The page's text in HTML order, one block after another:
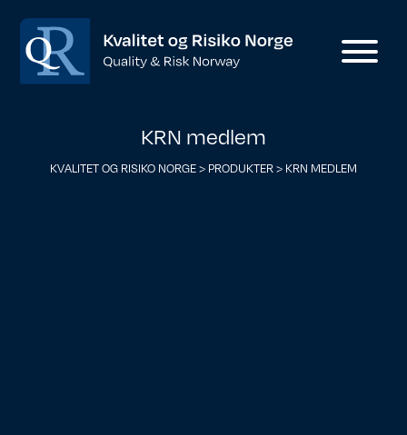
KRN medlem
KVALITET OG RISIKO NORGE> PRODUKTER> KRN MEDLEM